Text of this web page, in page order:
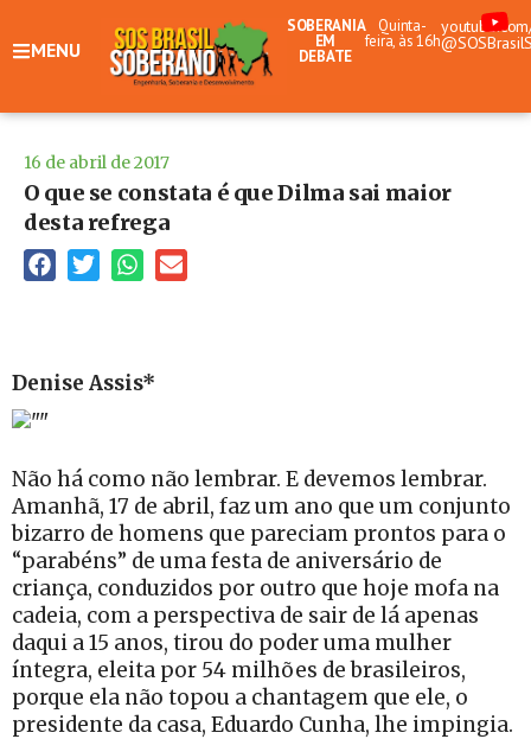
MENU
SOBERANIA
EM
DEBATE
Quinta-
feira, às 16h
16 de abril de 2017
O que se constata é que Dilma sai maior
desta refrega
Denise Assis*
Não há como não lembrar. E devemos lembrar.
Amanhã, 17 de abril, faz um ano que um conjunto
bizarro de homens que pareciam prontos para o
“parabéns” de uma festa de aniversário de
criança, conduzidos por outro que hoje mofa na
cadeia, com a perspectiva de sair de lá apenas
daqui a 15 anos, tirou do poder uma mulher
íntegra, eleita por 54 milhões de brasileiros,
porque ela não topou a chantagem que ele, o
presidente da casa, Eduardo Cunha, lhe impingia.